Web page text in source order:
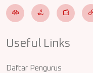
Useful Links
Daftar Pengurus